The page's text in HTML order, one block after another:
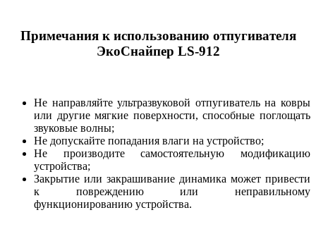
Примечания к использованию отпугивателя
ЭкоСнайпер LS-912
Не направляйте ультразвуковой отпугиватель на ковры
или другие мягкие поверхности, способные поглощать
звуковые волны;
Не допускайте попадания влаги на устройство;
Не производите самостоятельную модификацию
устройства;
Закрытие или закрашивание динамика может привести
к повреждению или неправильному
функционированию устройства.